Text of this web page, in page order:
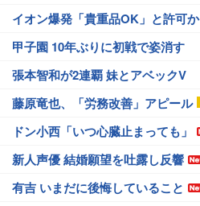
イオン爆発「貴重品OK」と許可か
甲子園 10年ぶりに初戦で姿消す
張本智和が2連覇 妹とアベックV
藤原竜也、「労務改善」アピール
ドン小西「いつ心臓止まっても」
新人声優 結婚願望を吐露し反響
有吉 いまだに後悔していること